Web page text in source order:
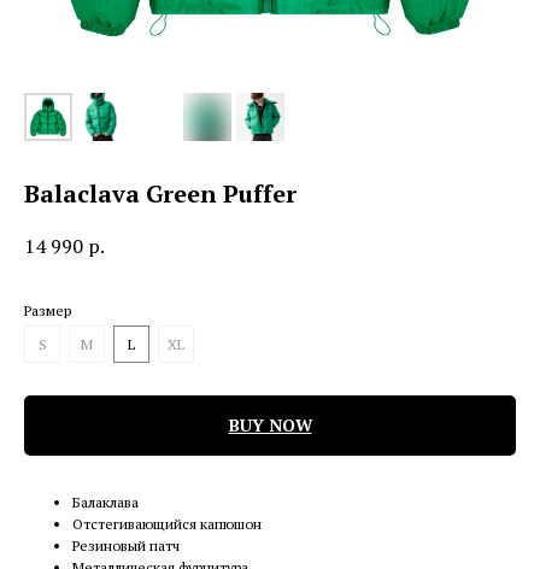
Balaclava Green Puffer
14 990 р.
Размер
S
M L XL
BUY NOW
Балаклава
Отстегивающийся капюшон
Резиновый патч